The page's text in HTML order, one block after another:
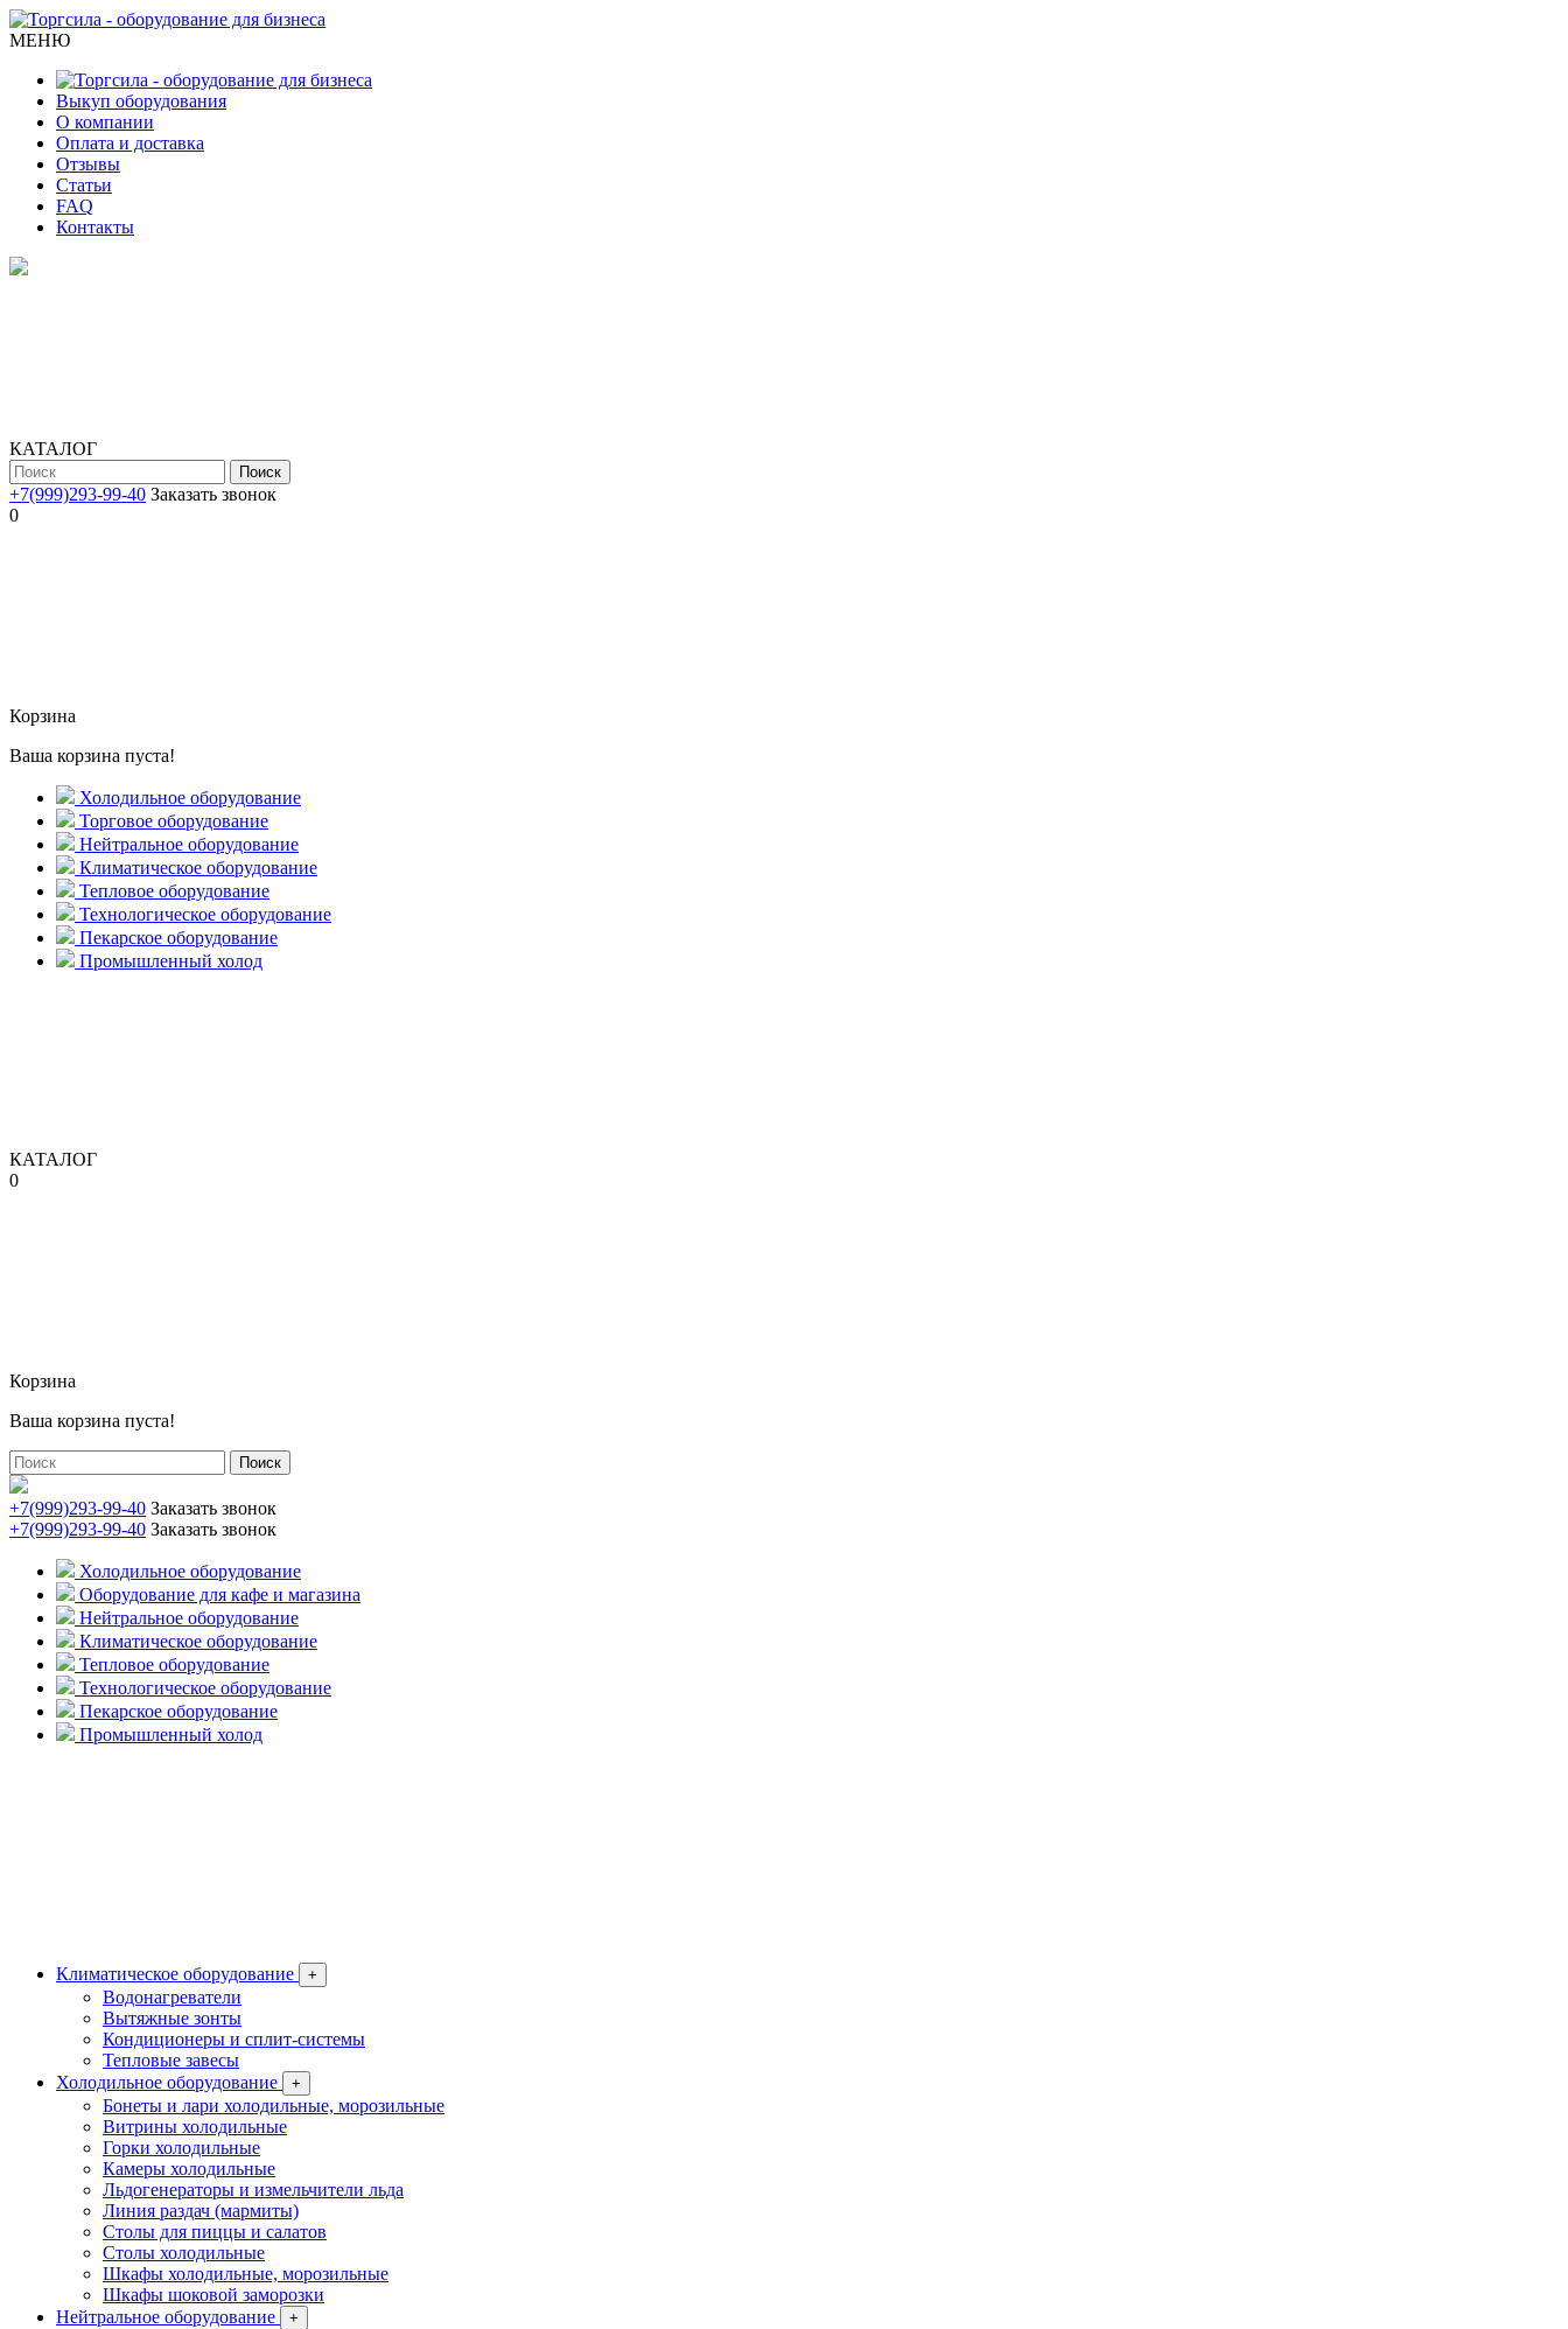
МЕНЮ
Выкуп оборудования
О компании
Оплата и доставка
Отзывы
Статьи
FAQ
Контакты
КАТАЛОГ
Поиск
+7(999)293-99-40 Заказать звонок
0
Корзина
Ваша корзина пуста!
Холодильное оборудование
Торговое оборудование
Нейтральное оборудование
Климатическое оборудование
Тепловое оборудование
Технологическое оборудование
Пекарское оборудование
Промышленный холод
КАТАЛОГ
0
Корзина
Ваша корзина пуста!
Поиск
+7(999)293-99-40 Заказать звонок
+7(999)293-99-40 Заказать звонок
Холодильное оборудование
Оборудование для кафе и магазина
Нейтральное оборудование
Климатическое оборудование
Тепловое оборудование
Технологическое оборудование
Пекарское оборудование
Промышленный холод
Климатическое оборудование +
Водонагреватели
Вытяжные зонты
Кондиционеры и сплит-системы
Тепловые завесы
Холодильное оборудование
+
Бонеты и лари холодильные, морозильные
Витрины холодильные
Горки холодильные
Камеры холодильные
Льдогенераторы и измельчители льда
Линия раздач (мармиты)
Столы для пиццы и салатов
Столы холодильные
Шкафы холодильные, морозильные
Шкафы шоковой заморозки
Нейтральное оборудование
+